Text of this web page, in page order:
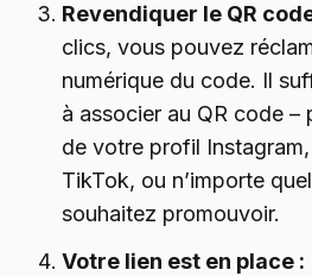
Revendiquer le QR
clics, vous pouvez
numérique du code. Il
à associer au QR code –
de votre profil
TikTok, ou n’importe
souhaitez promouvoir.
Votre lien est en place :